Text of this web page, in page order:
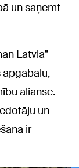
un saņemt
Latvia”
apgabalu,
alianse.
un
ir